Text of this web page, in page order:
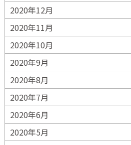
2020年12月
2020年11月
2020年10月
2020年9月
2020年8月
2020年7月
2020年6月
2020年5月